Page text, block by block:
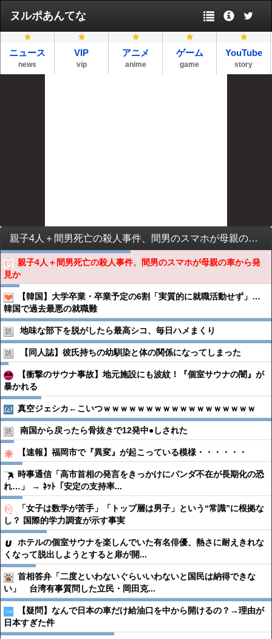
ヌルポあんてな
ニュース
news
VIP
vip
アニメ
anime
ゲーム
game
YouTube
story
親子4人＋間男死亡の殺人事件、間男のスマホが母親の車から発見か
親子4人＋間男死亡の殺人事件、間男のスマホが母親の車から発
見か
【韓国】大学卒業・卒業予定の6割「実質的に就職活動せず」…
韓国で過去最悪の就職難
地味な部下を脱がしたら最高シコ、毎日ハメまくり
【同人誌】彼氏持ちの幼馴染と体の関係になってしまった
【衝撃のサウナ事故】地元施設にも波紋！『個室サウナの闇』が
暴かれる
真空ジェシカ←こいつｗｗｗｗｗｗｗｗｗｗｗｗｗｗｗｗｗｗ
南国から戻ったら骨抜きで12発中●︎しされた
【速報】福岡市で『異変』が起こっている模様・・・・・・
時事通信「高市首相の発言をきっかけにパンダ不在が長期化の恐
れ…」 → ﾈｯﾄ「安定の支持率...
「女子は数学が苦手」「トップ層は男子」という“常識”に根拠な
し？ 国際的学力調査が示す事実
ホテルの個室サウナを楽しんでいた有名俳優、熱さに耐えきれな
くなって脱出しようとすると扉が開...
首相答弁「二度といわないぐらいいわないと国民は納得できな
い」 台湾有事質問した立民・岡田克...
【疑問】なんで日本の車だけ給油口を中から開けるの？→理由が
日本すぎた件